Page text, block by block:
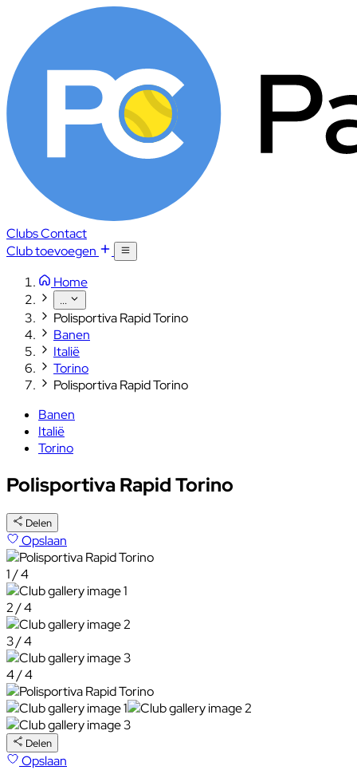
ClubsContact
Club toevoegen
Home
...
Polisportiva Rapid Torino
Banen
Italië
Torino
Polisportiva Rapid Torino
Banen
Italië
Torino
Polisportiva Rapid Torino
Delen
Opslaan
1 / 4
2 / 4
3 / 4
4 / 4
Delen
Opslaan